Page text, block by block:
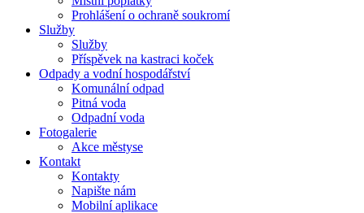
Prohlášení o ochraně soukromí
Služby
Služby
Příspěvek na kastraci koček
Odpady a vodní hospodářství
Komunální odpad
Pitná voda
Odpadní voda
Fotogalerie
Akce městyse
Kontakt
Kontakty
Napište nám
Mobilní aplikace